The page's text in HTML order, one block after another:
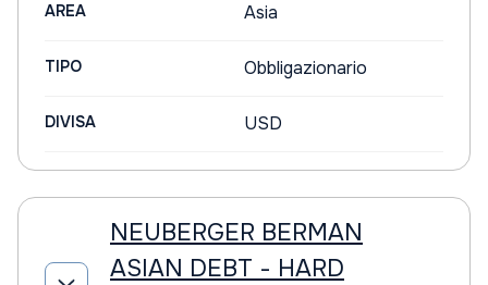
AREA Asia
TIPO Obbligazionario
DIVISA USD
NEUBERGER BERMAN
ASIAN DEBT - HARD